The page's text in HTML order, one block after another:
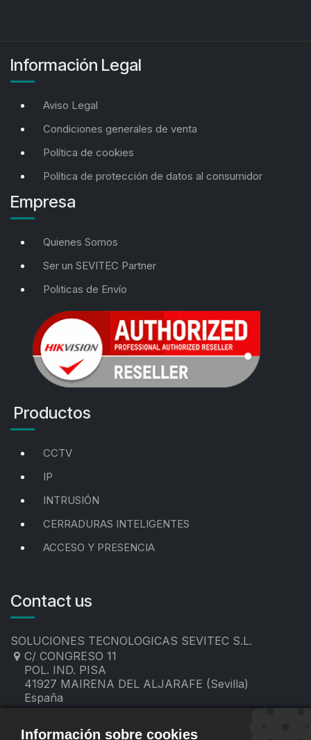
Información Legal
Aviso Legal
Condiciones generales de venta
Política de cookies
Política de protección de datos al consumidor
Empresa
Quienes Somos
Ser un SEVITEC Partner
Politicas de Envío
Productos
CCTV
IP
INTRUSIÓN
CERRADURAS INTELIGENTES
ACCESO Y PRESENCIA
Contact us
SOLUCIONES TECNOLOGICAS SEVITEC S.L.
C/ CONGRESO 11
POL. IND. PISA
41927 MAIRENA DEL ALJARAFE (Sevilla)
España
contacto@sevitec.es
Información sobre cookies